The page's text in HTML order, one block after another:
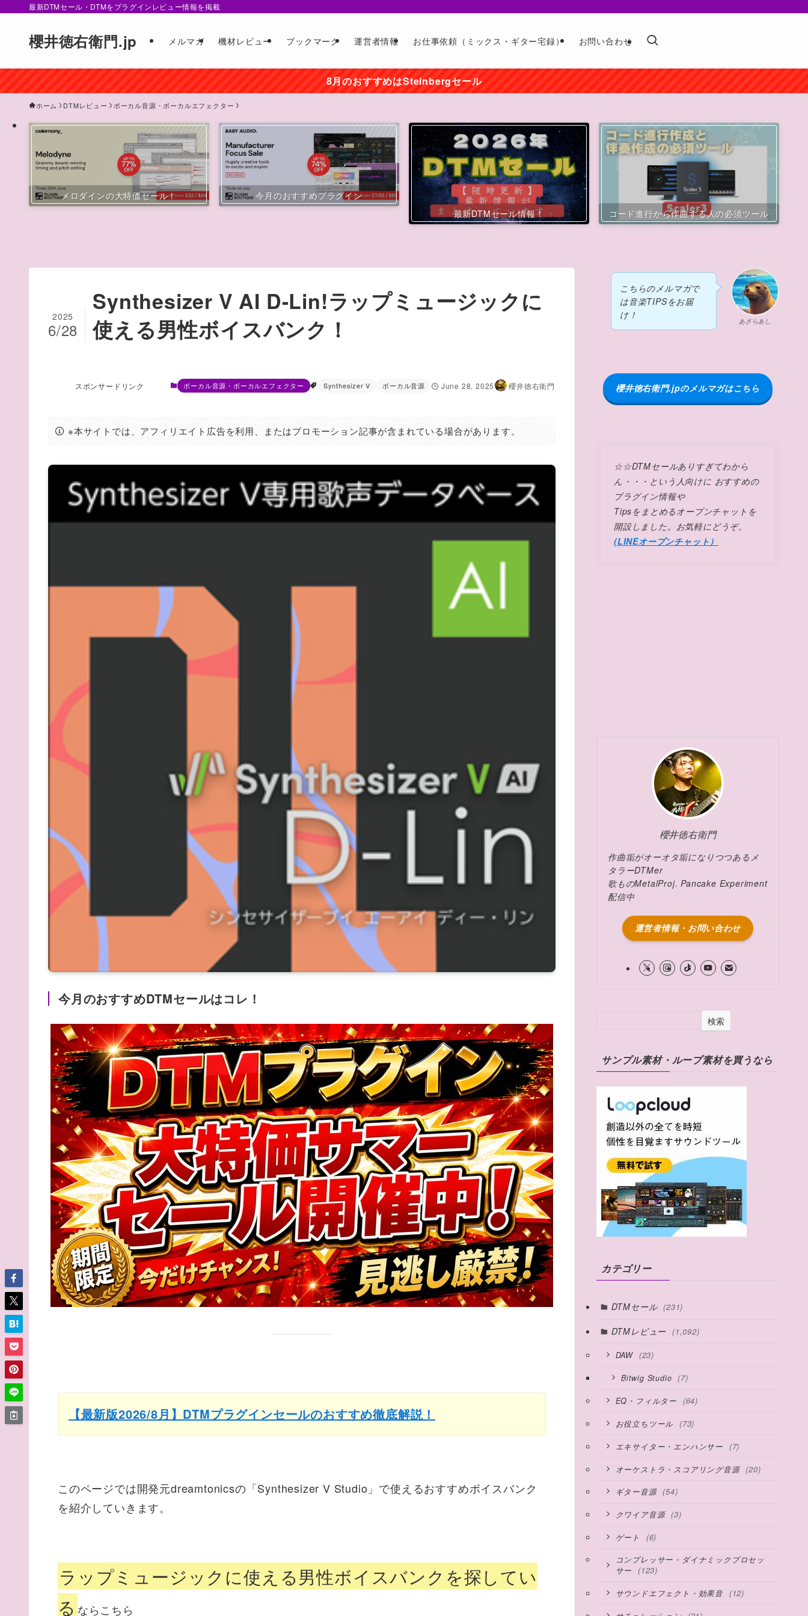
最新DTMセール・DTMをプラグインレビュー情報を掲載
櫻井徳右衛門.jp メルマガ 機材レビュー ブックマーク 運営者情報 お仕事依頼（ミックス・ギター宅録） お問い合わせ
8月のおすすめはSteinbergセール
ホーム DTMレビュー ボーカル音源・ボーカルエフェクター
メロダインの大特価セール！
今月のおすすめプラグイン
最新DTMセール情報！
コード進行から作曲する人の必須ツール
Synthesizer V AI D-Lin!ラップミュージックに
使える男性ボイスバンク！
2025
6/28
スポンサードリンク ボーカル音源・ボーカルエフェクター Synthesizer V ボーカル音源 June 28, 2025 櫻井徳右衛門
※本サイトでは、アフィリエイト広告を利用、またはプロモーション記事が含まれている場合があります。
今月のおすすめDTMセールはコレ！
【最新版2026/8月】DTMプラグインセールのおすすめ徹底解説！
このページでは開発元dreamtonicsの「Synthesizer V Studio」で使えるおすすめボイスバンク
を紹介していきます。
ラップミュージックに使える男性ボイスバンクを探してい
る ならこちら
あざらあし
こちらのメルマガで
は音楽TIPSをお届
け！
櫻井徳右衛門.jpのメルマガはこちら
☆☆DTMセールありすぎてわから
ん・・・という人向けに おすすめの
プラグイン情報や
Tipsをまとめるオープンチャットを
開設しました。お気軽にどうぞ。
(LINEオープンチャット）
櫻井徳右衛門
作曲垢がオーオタ垢になりつつあるメ
タラーDTMer
歌ものMetalProj. Pancake Experiment
配信中
運営者情報・お問い合わせ
検索
サンプル素材・ループ素材を買うなら
カテゴリー
DTMセール (231)
DTMレビュー (1,092)
DAW (23)
Bitwig Studio (7)
EQ・フィルター (64)
お役立ちツール (73)
エキサイター・エンハンサー (7)
オーケストラ・スコアリング音源 (20)
ギター音源 (54)
クワイア音源 (3)
ゲート (6)
コンプレッサー・ダイナミックプロセッ
サー
(123)
サウンドエフェクト・効果音 (12)